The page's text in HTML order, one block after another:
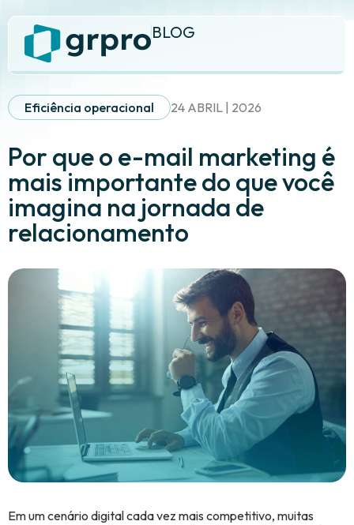
BLOG
Eficiência operacional 24 ABRIL | 2026
Por que o e-mail marketing é
mais importante do que você
imagina na jornada de
relacionamento
Em um cenário digital cada vez mais competitivo, muitas